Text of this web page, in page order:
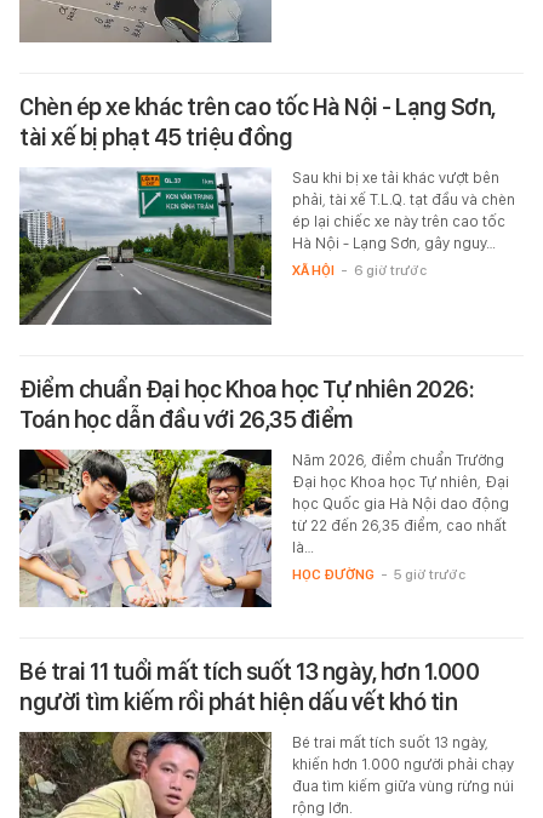
Chèn ép xe khác trên cao tốc Hà Nội - Lạng Sơn,
tài xế bị phạt 45 triệu đồng
Sau khi bị xe tải khác vượt bên
phải, tài xế T.L.Q. tạt đầu và chèn
ép lại chiếc xe này trên cao tốc
Hà Nội - Lạng Sơn, gây nguy…
XÃ HỘI - 6 giờ trước
Điểm chuẩn Đại học Khoa học Tự nhiên 2026:
Toán học dẫn đầu với 26,35 điểm
Năm 2026, điểm chuẩn Trường
Đại học Khoa học Tự nhiên, Đại
học Quốc gia Hà Nội dao động
từ 22 đến 26,35 điểm, cao nhất
là…
HỌC ĐƯỜNG - 5 giờ trước
Bé trai 11 tuổi mất tích suốt 13 ngày, hơn 1.000
người tìm kiếm rồi phát hiện dấu vết khó tin
Bé trai mất tích suốt 13 ngày,
khiến hơn 1.000 người phải chạy
đua tìm kiếm giữa vùng rừng núi
rộng lớn.